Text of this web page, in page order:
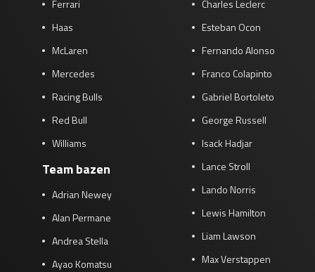
Ferrari
Haas
McLaren
Mercedes
Racing Bulls
Red Bull
Williams
Team bazen
Adrian Newey
Alan Permane
Andrea Stella
Ayao Komatsu
Charles Leclerc
Esteban Ocon
Fernando Alonso
Franco Colapinto
Gabriel Bortoleto
George Russell
Isack Hadjar
Lance Stroll
Lando Norris
Lewis Hamilton
Liam Lawson
Max Verstappen